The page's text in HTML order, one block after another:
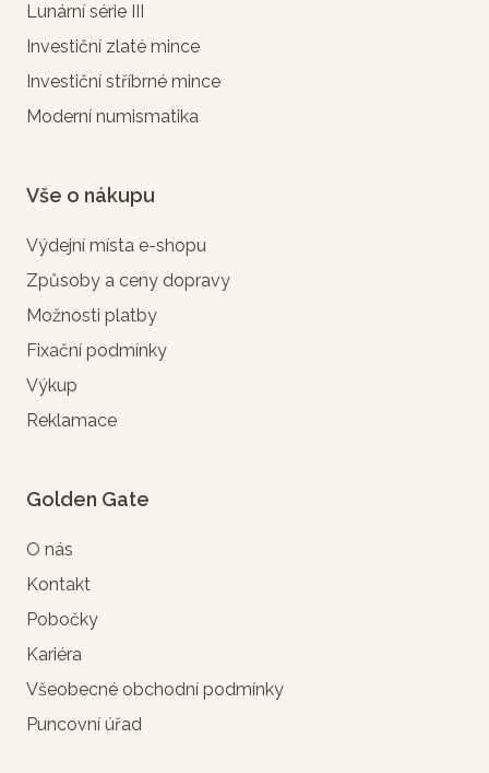
Lunární série III
Investiční zlaté mince
Investiční stříbrné mince
Moderní numismatika
Vše o nákupu
Výdejní místa e-shopu
Způsoby a ceny dopravy
Možnosti platby
Fixační podmínky
Výkup
Reklamace
Golden Gate
O nás
Kontakt
Pobočky
Kariéra
Všeobecné obchodní podmínky
Puncovní úřad